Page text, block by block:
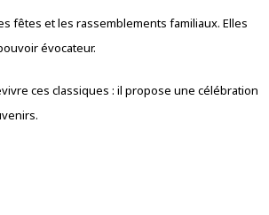
fêtes et les rassemblements familiaux. Elles
évocateur.
ces classiques : il propose une célébration